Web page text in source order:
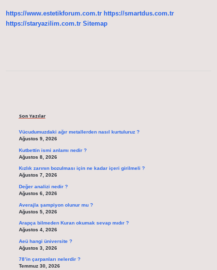
https://www.estetikforum.com.tr https://smartdus.com.tr
https://staryazilim.com.tr Sitemap
Son Yazılar
Vücudumuzdaki ağır metallerden nasıl kurtuluruz ?
Ağustos 9, 2026
Kutbettin ismi anlamı nedir ?
Ağustos 8, 2026
Kızlık zarının bozulması için ne kadar içeri girilmeli ?
Ağustos 7, 2026
Değer analizi nedir ?
Ağustos 6, 2026
Averajla şampiyon olunur mu ?
Ağustos 5, 2026
Arapça bilmeden Kuran okumak sevap mıdır ?
Ağustos 4, 2026
Aeü hangi üniversite ?
Ağustos 3, 2026
78’in çarpanları nelerdir ?
Temmuz 30, 2026